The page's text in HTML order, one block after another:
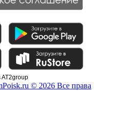
AT2group
© 2026 Все права